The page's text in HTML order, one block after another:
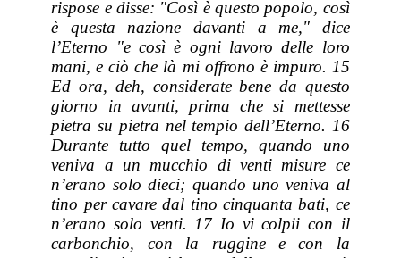
rispose e disse: "Così è questo popolo, così
è questa nazione davanti a me," dice
l’Eterno "e così è ogni lavoro delle loro
mani, e ciò che là mi offrono è impuro. 15
Ed ora, deh, considerate bene da questo
giorno in avanti, prima che si mettesse
pietra su pietra nel tempio dell’Eterno. 16
Durante tutto quel tempo, quando uno
veniva a un mucchio di venti misure ce
n’erano solo dieci; quando uno veniva al
tino per cavare dal tino cinquanta bati, ce
n’erano solo venti. 17 Io vi colpii con il
carbonchio, con la ruggine e con la